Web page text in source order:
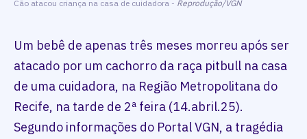
Cão atacou criança na casa de cuidadora - Reprodução/VGN
Um bebê de apenas três meses morreu após ser
atacado por um cachorro da raça pitbull na casa
de uma cuidadora, na Região Metropolitana do
Recife, na tarde de 2ª feira (14.abril.25).
Segundo informações do Portal VGN, a tragédia